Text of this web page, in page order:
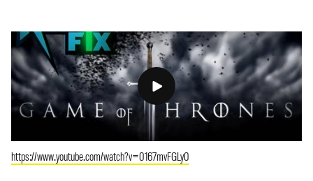
https://www.youtube.com/watch?v=0167mvFGLy0